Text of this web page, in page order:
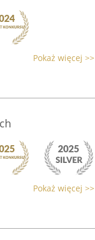
Pokaż więcej >>
Pokaż więcej >>